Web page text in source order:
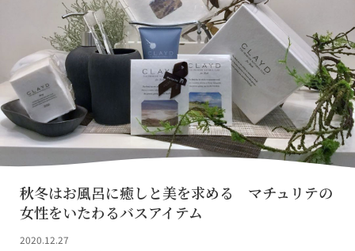
秋冬はお風呂に癒しと美を求める マチュリテの
女性をいたわるバスアイテム
2020.12.27